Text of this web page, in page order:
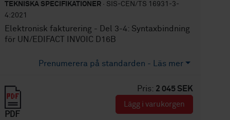
TEKNISKA SPECIFIKATIONER · SIS-CEN/TS 16931-3-
4:2021
Elektronisk fakturering - Del 3-4: Syntaxbindning
för UN/EDIFACT INVOIC D16B
Prenumerera på standarden - Läs mer
Pris: 2 045 SEK
PDF
Lägg i varukorgen